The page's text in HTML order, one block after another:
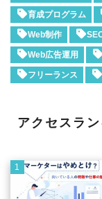
育成プログラム
Web制作
Web広告運用
フリーランス
アクセスラ
1